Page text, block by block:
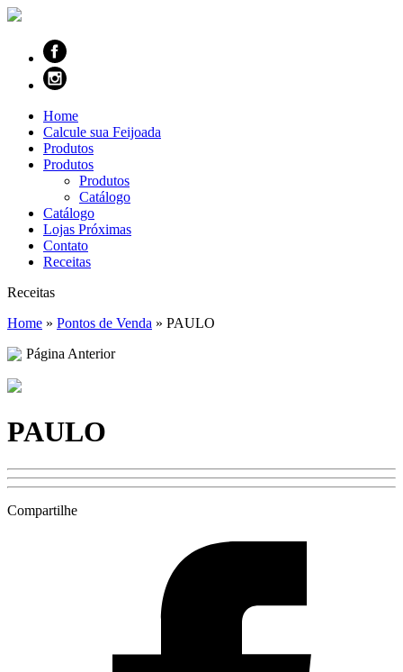
Home
Calcule sua Feijoada
Produtos
Produtos
Produtos
Catálogo
Catálogo
Lojas Próximas
Contato
Receitas
Receitas
Home » Pontos de Venda » PAULO
Página Anterior
PAULO
Compartilhe